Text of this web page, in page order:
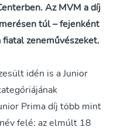
Az MVM a díj
túl – fejenként
zeneművészeket.
idén is a Junior
Prima díj több mint
felé: az elmúlt 18